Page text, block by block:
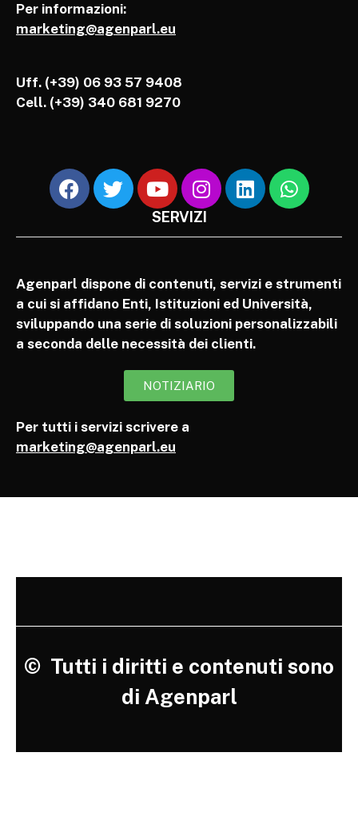
Per informazioni:
marketing@agenparl.eu
Uff. (+39) 06 93 57 9408
Cell. (+39) 340 681 9270
SERVIZI
Agenparl dispone di contenuti, servizi e strumenti
a cui si affidano Enti, Istituzioni ed Università,
sviluppando una serie di soluzioni personalizzabili
a seconda delle necessità dei clienti.
NOTIZIARIO
Per tutti i servizi scrivere a
marketing@agenparl.eu
© Tutti i diritti e contenuti sono
di Agenparl